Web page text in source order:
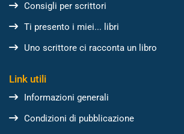
Consigli per scrittori
Ti presento i miei... libri
Uno scrittore ci racconta un libro
Link utili
Informazioni generali
Condizioni di pubblicazione